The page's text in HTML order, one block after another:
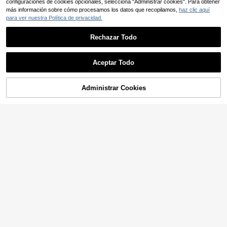
AÑADIR A LA BOLSA
configuraciones de cookies opcionales, selecciona "Administrar cookies". Para obtener
más información sobre cómo procesamos los datos que recopilamos, haz clic aquí
para ver nuestra Política de privacidad.
Rechazar Todo
Aceptar Todo
Administrar Cookies